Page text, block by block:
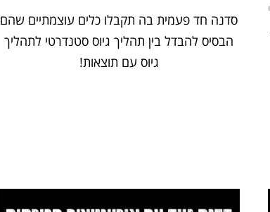
סדנה חד פעמית בה תקבלו כלים עוצמתיים שהם
הבסיס להבדל בין תהליך גיוס סטנדרטי לתהליך
גיוס עם תוצאות!